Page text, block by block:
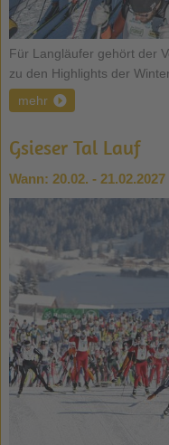
Für Langläufer gehört der
zu den Highlights der
mehr
Gsieser Tal Lauf
Wann: 20.02. - 21.02.2027